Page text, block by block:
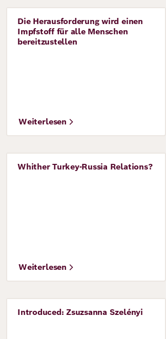
Perspective
Die Herausforderung wird einen
Impfstoff für alle Menschen
bereitzustellen
Weiterlesen
Perspective
Whither Turkey-Russia Relations?
Weiterlesen
Perspective
Introduced: Zsuzsanna Szelényi